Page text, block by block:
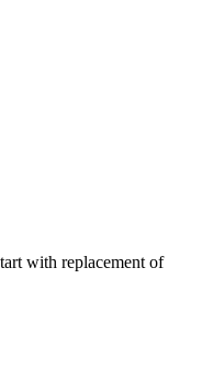
with replacement of